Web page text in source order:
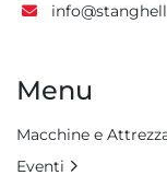
Menu
Macchine e
Eventi